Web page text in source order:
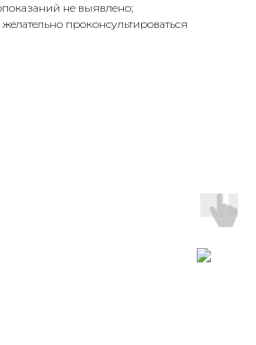
не выявлено;
проконсультироваться